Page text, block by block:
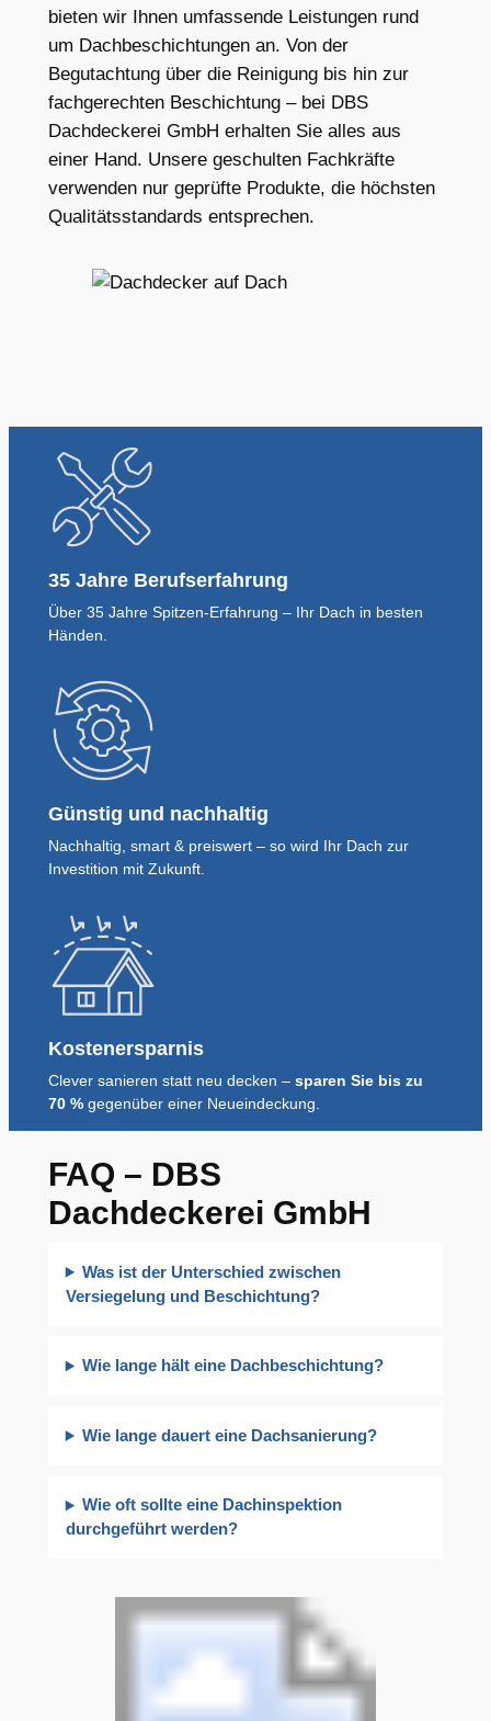
bieten wir Ihnen umfassende Leistungen rund
um Dachbeschichtungen an. Von der
Begutachtung über die Reinigung bis hin zur
fachgerechten Beschichtung – bei DBS
Dachdeckerei GmbH erhalten Sie alles aus
einer Hand. Unsere geschulten Fachkräfte
verwenden nur geprüfte Produkte, die höchsten
Qualitätsstandards entsprechen.
35 Jahre Berufserfahrung
Über 35 Jahre Spitzen-Erfahrung – Ihr Dach in besten
Händen.
Günstig und nachhaltig
Nachhaltig, smart & preiswert – so wird Ihr Dach zur
Investition mit Zukunft.
Kostenersparnis
Clever sanieren statt neu decken – sparen Sie bis zu
70 %gegenüber einer Neueindeckung.
FAQ – DBS
Dachdeckerei GmbH
Was ist der Unterschied zwischen
Versiegelung und Beschichtung?
Wie lange hält eine Dachbeschichtung?
Wie lange dauert eine Dachsanierung?
Wie oft sollte eine Dachinspektion
durchgeführt werden?